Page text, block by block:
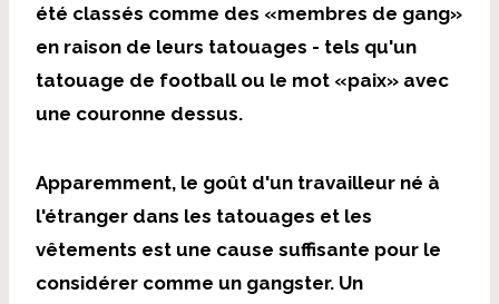
été classés comme des «membres de gang»
en raison de leurs tatouages ​​- tels qu'un
tatouage de football ou le mot «paix» avec
une couronne dessus.
Apparemment, le goût d'un travailleur né à
l'étranger dans les tatouages ​​et les
vêtements est une cause suffisante pour le
considérer comme un gangster. Un